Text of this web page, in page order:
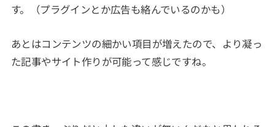
す。（プラグインとか広告も絡んでいるのかも）
あとはコンテンツの細かい項目が増えたので、より凝っ
た記事やサイト作りが可能って感じですね。